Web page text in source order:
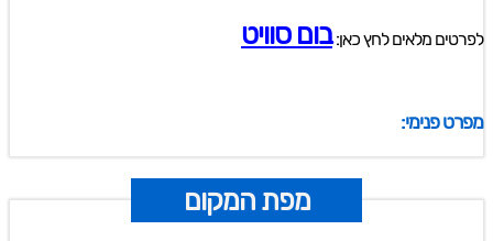
לפרטים מלאים לחץ כאן:בום סוויט
מפרט פנימי:
מפת המקום